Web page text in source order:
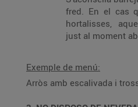
fred. En el cas
hortalisses,
just al moment
Exemple de menú:
Arròs amb escalivada i